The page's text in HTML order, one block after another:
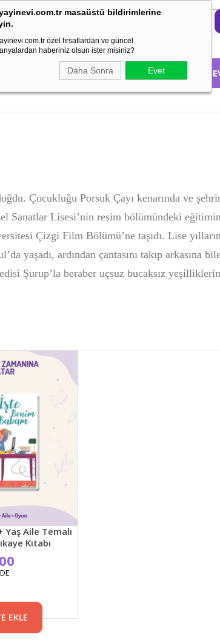
masaüstü bildirimlerine
özel fırsatlardan ve güncel
haberiniz olsun ister misiniz?
Daha Sonra Evet
KONUSUNA GÖRE HAKKIMIZDA
Çocukluğu Porsuk Çayı kenarında ve
Sanatlar Lisesi’nin resim bölümündeki
Çizgi Film Bölümü’ne taşıdı. Lise
yaşadı, ardından çantasını takıp
Şurup’la beraber uçsuz bucaksız yeşilliklerin
Aile Temalı
Kitabı
EKLE